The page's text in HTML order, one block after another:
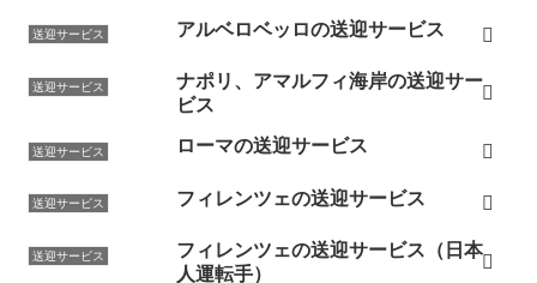
送迎サービス アルベロベッロの送迎サービス
送迎サービス
ナポリ、アマルフィ海岸の送迎サー
ビス
送迎サービス ローマの送迎サービス
送迎サービス フィレンツェの送迎サービス
送迎サービス
フィレンツェの送迎サービス（日本
人運転手）